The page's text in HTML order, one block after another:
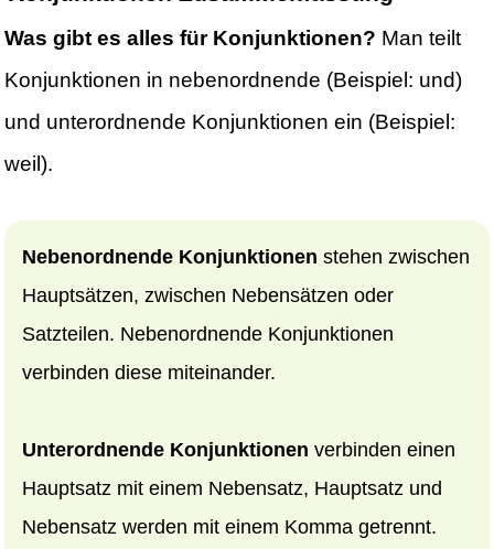
Was gibt es alles für Konjunktionen? Man teilt
Konjunktionen in nebenordnende (Beispiel: und)
und unterordnende Konjunktionen ein (Beispiel:
weil).
Nebenordnende Konjunktionen stehen zwischen
Hauptsätzen, zwischen Nebensätzen oder
Satzteilen. Nebenordnende Konjunktionen
verbinden diese miteinander.
Unterordnende Konjunktionen verbinden einen
Hauptsatz mit einem Nebensatz, Hauptsatz und
Nebensatz werden mit einem Komma getrennt.